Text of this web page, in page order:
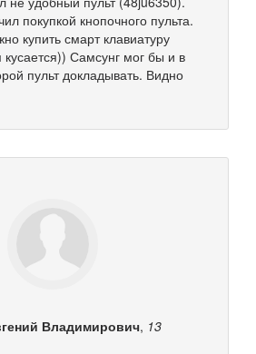
покупкой кнопочного пульта.
купить смарт клавиатуру
кусается)) Самсунг мог бы и в
пульт докладывать. Видно
Владимирович, 13